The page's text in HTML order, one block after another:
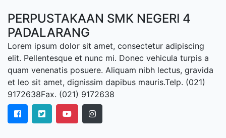
PERPUSTAKAAN SMK NEGERI 4
PADALARANG
Lorem ipsum dolor sit amet, consectetur adipiscing
elit. Pellentesque et nunc mi. Donec vehicula turpis a
quam venenatis posuere. Aliquam nibh lectus, gravida
et leo sit amet, dignissim dapibus mauris.Telp. (021)
9172638Fax. (021) 9172638